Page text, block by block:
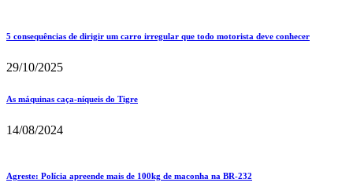
5 consequências de dirigir um carro irregular que todo motorista deve conhecer
29/10/2025
As máquinas caça-níqueis do Tigre
14/08/2024
Agreste: Polícia apreende mais de 100kg de maconha na BR-232